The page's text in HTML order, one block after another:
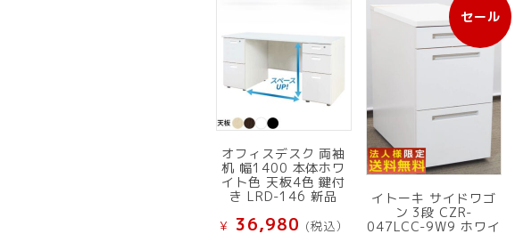
オフィスデスク 両袖
机 幅1400 本体ホワ
イト色 天板4色 鍵付
き LRD-146 新品
¥ 36,980 (税込）
セール
販
売
中
品
イトーキ サイドワゴ
ン 3段 CZR-
047LCC-9W9 ホワイ